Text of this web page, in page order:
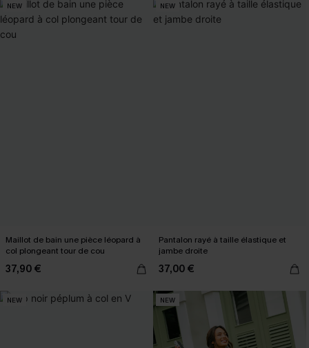
NEW
Maillot de bain une pièce léopard à
col plongeant tour de cou
37,90 €
NEW
Pantalon rayé à taille élastique et
jambe droite
37,00 €
NEW NEW